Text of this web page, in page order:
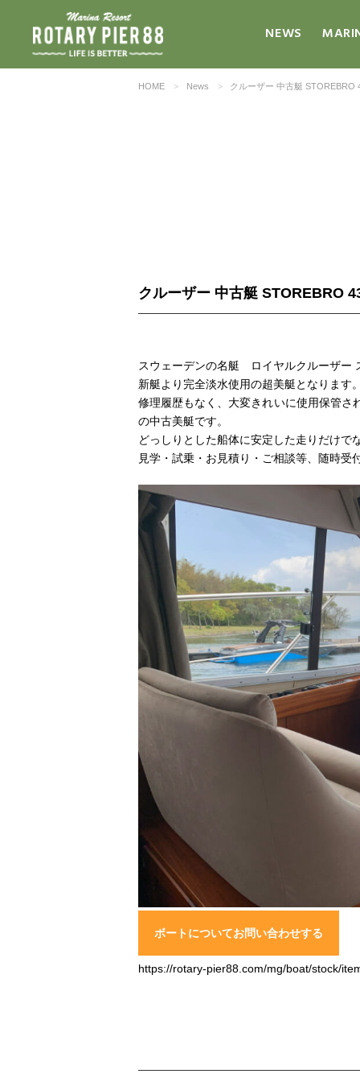
NEWS
HOME News クルーザー 中古艇 STOREBRO
クルーザー 中古艇 STOREBRO
スウェーデンの名艇 ロイヤルクルーザー
新艇より完全淡水使用の超美艇となります。
修理履歴もなく、大変きれいに使用保管さ
の中古美艇です。
どっしりとした船体に安定した走りだけで
見学・試乗・お見積り・ご相談等、随時受
ボートについてお問い合わせする
https://rotary-pier88.com/mg/boat/stock/